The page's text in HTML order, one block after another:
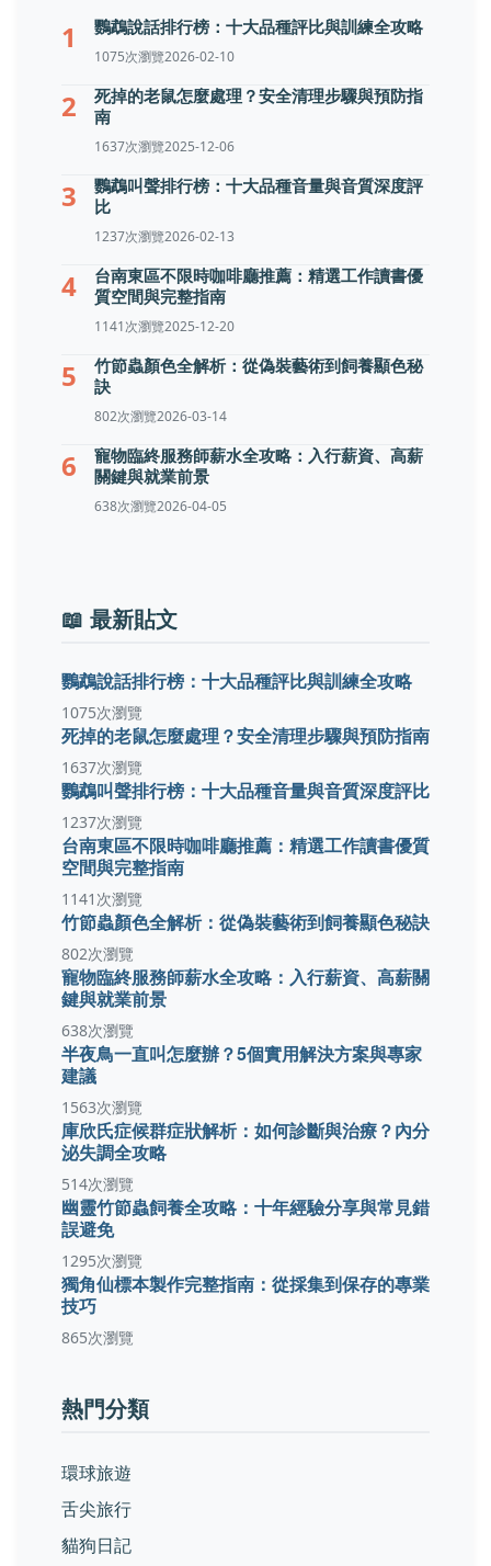
1 鸚鵡說話排行榜：十大品種評比與訓練全攻略
1075次瀏覽2026-02-10
2
死掉的老鼠怎麼處理？安全清理步驟與預防指
南
1637次瀏覽2025-12-06
3
鸚鵡叫聲排行榜：十大品種音量與音質深度評
比
1237次瀏覽2026-02-13
4
台南東區不限時咖啡廳推薦：精選工作讀書優
質空間與完整指南
1141次瀏覽2025-12-20
5
竹節蟲顏色全解析：從偽裝藝術到飼養顯色秘
訣
802次瀏覽2026-03-14
6
寵物臨終服務師薪水全攻略：入行薪資、高薪
關鍵與就業前景
638次瀏覽2026-04-05
📖 最新貼文
鸚鵡說話排行榜：十大品種評比與訓練全攻略
1075次瀏覽
死掉的老鼠怎麼處理？安全清理步驟與預防指南
1637次瀏覽
鸚鵡叫聲排行榜：十大品種音量與音質深度評比
1237次瀏覽
台南東區不限時咖啡廳推薦：精選工作讀書優質
空間與完整指南
1141次瀏覽
竹節蟲顏色全解析：從偽裝藝術到飼養顯色秘訣
802次瀏覽
寵物臨終服務師薪水全攻略：入行薪資、高薪關
鍵與就業前景
638次瀏覽
半夜鳥一直叫怎麼辦？5個實用解決方案與專家
建議
1563次瀏覽
庫欣氏症候群症狀解析：如何診斷與治療？內分
泌失調全攻略
514次瀏覽
幽靈竹節蟲飼養全攻略：十年經驗分享與常見錯
誤避免
1295次瀏覽
獨角仙標本製作完整指南：從採集到保存的專業
技巧
865次瀏覽
熱門分類
環球旅遊
舌尖旅行
貓狗日記